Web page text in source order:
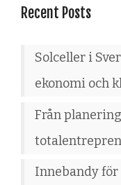
Recent Posts
Solceller i
ekonomi och
Från
Innebandy